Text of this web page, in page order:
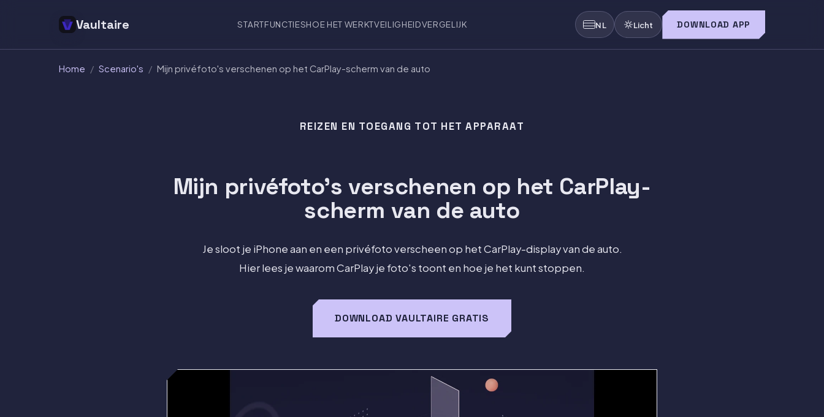
Vaultaire STARTFUNCTIESHOE HET WERKTVEILIGHEIDVERGELIJK NL Licht DOWNLOAD APP
Home / Scenario's / Mijn privéfoto's verschenen op het CarPlay-scherm van de auto
REIZEN EN TOEGANG TOT HET APPARAAT
Mijn privéfoto's verschenen op het CarPlay-
scherm van de auto
Je sloot je iPhone aan en een privéfoto verscheen op het CarPlay-display van de auto.
Hier lees je waarom CarPlay je foto's toont en hoe je het kunt stoppen.
DOWNLOAD VAULTAIRE GRATIS